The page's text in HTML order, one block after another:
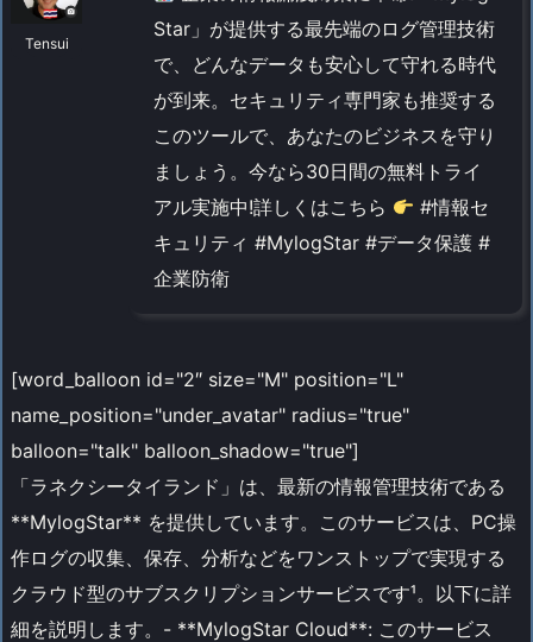
Tensui
Star」が提供する最先端のログ管理技術
で、どんなデータも安心して守れる時代
が到来。セキュリティ専門家も推奨する
このツールで、あなたのビジネスを守り
ましょう。今なら30日間の無料トライ
アル実施中!詳しくはこちら
#情報セ
キュリティ #MylogStar #データ保護 #
企業防衛
[word_balloon id="2″ size="M" position="L"
name_position="under_avatar" radius="true"
balloon="talk" balloon_shadow="true"]
「ラネクシータイランド」は、最新の情報管理技術である
**MylogStar** を提供しています。このサービスは、PC操
作ログの収集、保存、分析などをワンストップで実現する
クラウド型のサブスクリプションサービスです¹。以下に詳
細を説明します。- **MylogStar Cloud**: このサービス